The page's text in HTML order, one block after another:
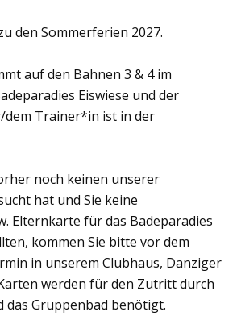
den Sommerferien 2027.
auf den Bahnen 3 & 4 im
Eiswiese und der
Trainer*in ist in der
noch keinen unserer
hat und Sie keine
Elternkarte für das Badeparadies
kommen Sie bitte vor dem
in unserem Clubhaus, Danziger
werden für den Zutritt durch
das Gruppenbad benötigt.